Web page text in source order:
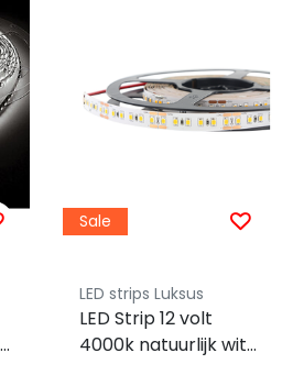
Sale
LED strips Luksus
LED Strip 12 volt
4000k natuurlijk wit